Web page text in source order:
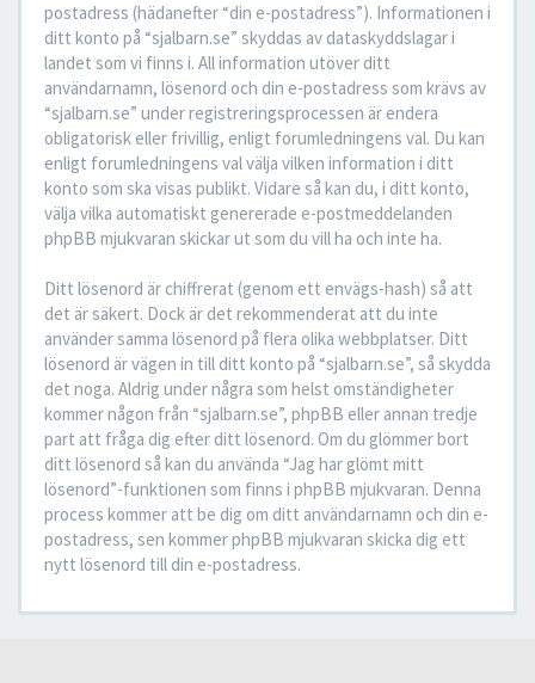
postadress (hädanefter “din e-postadress”). Informationen i
ditt konto på “sjalbarn.se” skyddas av dataskyddslagar i
landet som vi finns i. All information utöver ditt
användarnamn, lösenord och din e-postadress som krävs av
“sjalbarn.se” under registreringsprocessen är endera
obligatorisk eller frivillig, enligt forumledningens val. Du kan
enligt forumledningens val välja vilken information i ditt
konto som ska visas publikt. Vidare så kan du, i ditt konto,
välja vilka automatiskt genererade e-postmeddelanden
phpBB mjukvaran skickar ut som du vill ha och inte ha.
Ditt lösenord är chiffrerat (genom ett envägs-hash) så att
det är säkert. Dock är det rekommenderat att du inte
använder samma lösenord på flera olika webbplatser. Ditt
lösenord är vägen in till ditt konto på “sjalbarn.se”, så skydda
det noga. Aldrig under några som helst omständigheter
kommer någon från “sjalbarn.se”, phpBB eller annan tredje
part att fråga dig efter ditt lösenord. Om du glömmer bort
ditt lösenord så kan du använda “Jag har glömt mitt
lösenord”-funktionen som finns i phpBB mjukvaran. Denna
process kommer att be dig om ditt användarnamn och din e-
postadress, sen kommer phpBB mjukvaran skicka dig ett
nytt lösenord till din e-postadress.